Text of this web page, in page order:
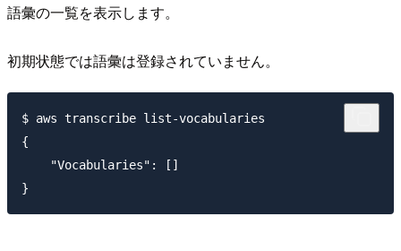
語彙の一覧を表示します。
初期状態では語彙は登録されていません。
$ aws transcribe list-vocabularies
{
    "Vocabularies": []